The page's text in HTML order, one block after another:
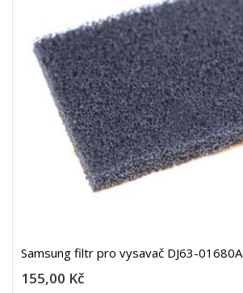
Samsung filtr pro vysavač DJ63-01680A
155,00 Kč